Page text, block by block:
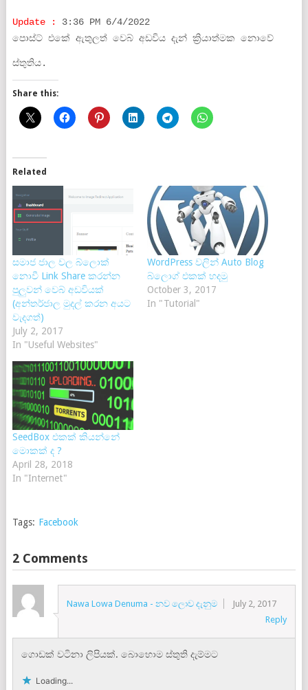
Update :
3:36 PM 6/4/2022
පොස්ට් එකේ ඇතුලත් වෙබ් අඩවිය දැන් ක්‍රියාත්මක නොවේ
ස්තුතිය.
Share this:
Related
සමාජ ජාල වල බ්ලොක්
නොවී Link Share කරන්න
පුලුවන් වෙබ් අඩවියක්
(අන්තර්ජාල මුදල් කරන අයට
වැදගත්)
July 2, 2017
In "Useful Websites"
WordPress වලින් Auto Blog
බ්ලොග් එකක් හදමු
October 3, 2017
In "Tutorial"
SeedBox එකක් කියන්නේ
මොකක් ද ?
April 28, 2018
In "Internet"
Tags: Facebook
2 Comments
Nawa Lowa Denuma - නව ලොව දැනුම
July 2, 2017
Reply
ගොඩක් වටිනා ලිපියක්. බොහොම ස්තුති දැම්මට
Loading...